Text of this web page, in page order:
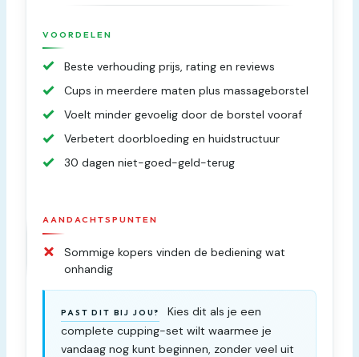
VOORDELEN
Beste verhouding prijs, rating en reviews
Cups in meerdere maten plus massageborstel
Voelt minder gevoelig door de borstel vooraf
Verbetert doorbloeding en huidstructuur
30 dagen niet-goed-geld-terug
AANDACHTSPUNTEN
Sommige kopers vinden de bediening wat
onhandig
PAST DIT BIJ JOU?
Kies dit als je een
complete cupping-set wilt waarmee je
vandaag nog kunt beginnen, zonder veel uit